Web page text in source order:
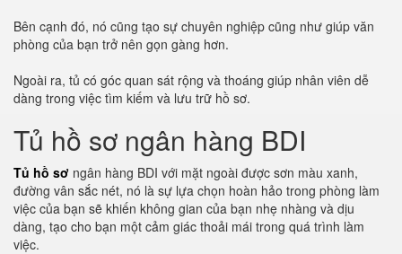
Bên cạnh đó, nó cũng tạo sự chuyên nghiệp cũng như giúp văn
phòng của bạn trở nên gọn gàng hơn.
Ngoài ra, tủ có góc quan sát rộng và thoáng giúp nhân viên dễ
dàng trong việc tìm kiếm và lưu trữ hồ sơ.
Tủ hồ sơ ngân hàng BDI
Tủ hồ sơ ngân hàng BDI với mặt ngoài được sơn màu xanh,
đường vân sắc nét, nó là sự lựa chọn hoàn hảo trong phòng làm
việc của bạn sẽ khiến không gian của bạn nhẹ nhàng và dịu
dàng, tạo cho bạn một cảm giác thoải mái trong quá trình làm
việc.